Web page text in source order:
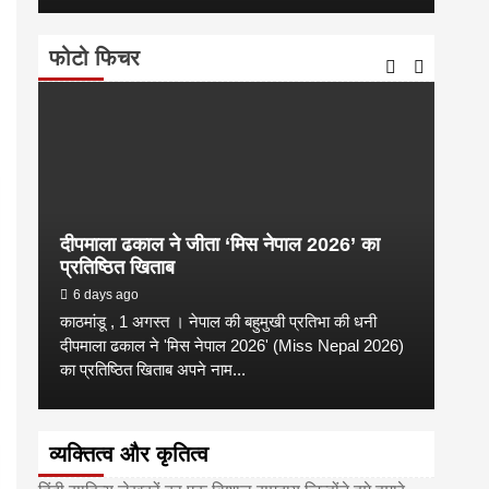
फोटो फिचर
दीपमाला ढकाल ने जीता ‘मिस नेपाल 2026’ का
प्रतिष्ठित खिताब
6 days ago
काठमांडू , 1 अगस्त । नेपाल की बहुमुखी प्रतिभा की धनी
दीपमाला ढकाल ने 'मिस नेपाल 2026' (Miss Nepal 2026)
का प्रतिष्ठित खिताब अपने नाम...
व्यक्तित्व और कृतित्व